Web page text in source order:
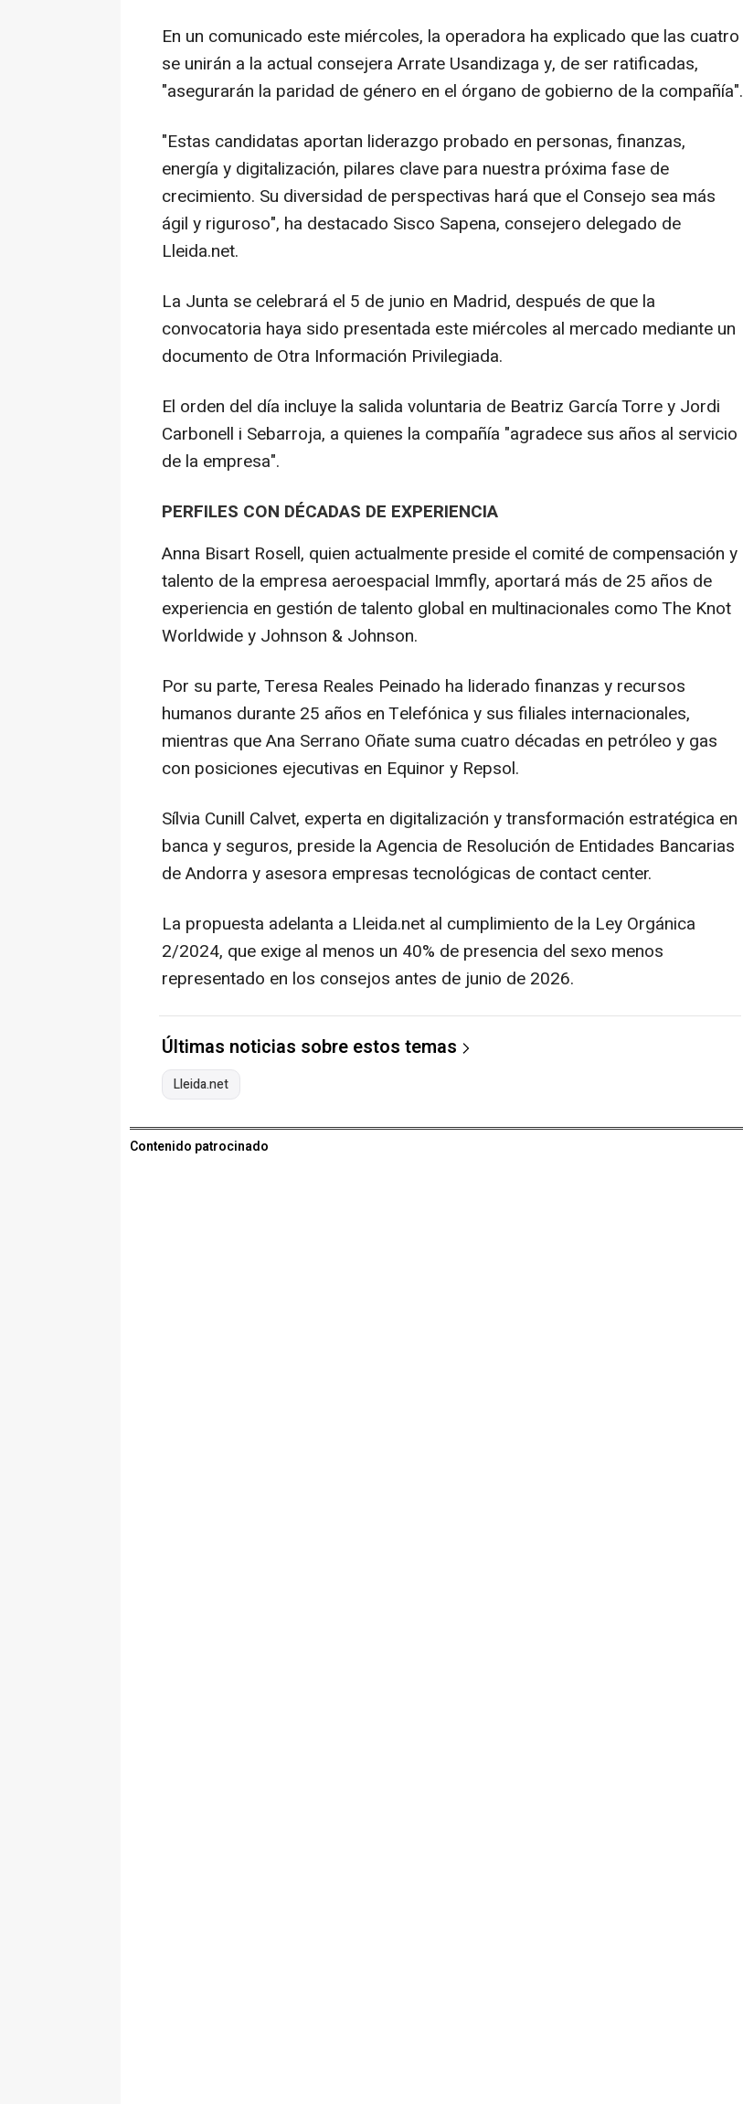
En un comunicado este miércoles, la operadora ha explicado que las cuatro
se unirán a la actual consejera Arrate Usandizaga y, de ser ratificadas,
"asegurarán la paridad de género en el órgano de gobierno de la compañía".
"Estas candidatas aportan liderazgo probado en personas, finanzas,
energía y digitalización, pilares clave para nuestra próxima fase de
crecimiento. Su diversidad de perspectivas hará que el Consejo sea más
ágil y riguroso", ha destacado Sisco Sapena, consejero delegado de
Lleida.net.
La Junta se celebrará el 5 de junio en Madrid, después de que la
convocatoria haya sido presentada este miércoles al mercado mediante un
documento de Otra Información Privilegiada.
El orden del día incluye la salida voluntaria de Beatriz García Torre y Jordi
Carbonell i Sebarroja, a quienes la compañía "agradece sus años al servicio
de la empresa".
PERFILES CON DÉCADAS DE EXPERIENCIA
Anna Bisart Rosell, quien actualmente preside el comité de compensación y
talento de la empresa aeroespacial Immfly, aportará más de 25 años de
experiencia en gestión de talento global en multinacionales como The Knot
Worldwide y Johnson & Johnson.
Por su parte, Teresa Reales Peinado ha liderado finanzas y recursos
humanos durante 25 años en Telefónica y sus filiales internacionales,
mientras que Ana Serrano Oñate suma cuatro décadas en petróleo y gas
con posiciones ejecutivas en Equinor y Repsol.
Sílvia Cunill Calvet, experta en digitalización y transformación estratégica en
banca y seguros, preside la Agencia de Resolución de Entidades Bancarias
de Andorra y asesora empresas tecnológicas de contact center.
La propuesta adelanta a Lleida.net al cumplimiento de la Ley Orgánica
2/2024, que exige al menos un 40% de presencia del sexo menos
representado en los consejos antes de junio de 2026.
Últimas noticias sobre estos temas
Lleida.net
Contenido patrocinado